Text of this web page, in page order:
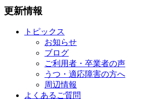
更新情報
トピックス
お知らせ
ブログ
ご利用者・卒業者の声
うつ・適応障害の方へ
周辺情報
よくあるご質問